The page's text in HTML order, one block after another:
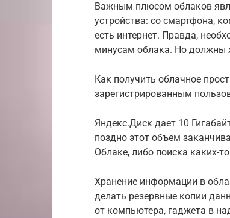
Важным плюсом облаков
устройства: со смартфона,
есть интернет. Правда,
минусам облака. Но должны
Как получить облачное
зарегистрированным
Яндекс.Диск дает 10
поздно этот объем
Облаке, либо поиска каких-
Хранение информации в
делать резервные копии
от компьютера, гаджета в